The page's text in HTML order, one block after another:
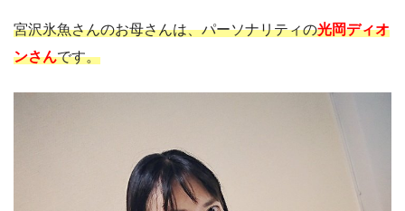
宮沢氷魚さんのお母さんは、パーソナリティの光岡ディオ
ンさんです。